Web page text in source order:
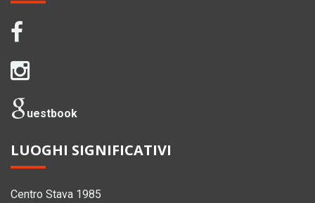
uestbook
LUOGHI SIGNIFICATIVI
Centro Stava 1985